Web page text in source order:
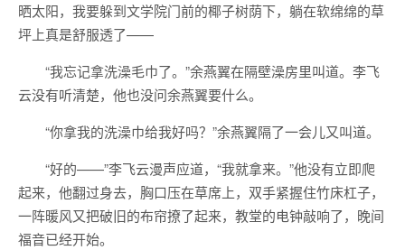
晒太阳，我要躲到文学院门前的椰子树荫下，躺在软绵绵的草
坪上真是舒服透了——
“我忘记拿洗澡毛巾了。”余燕翼在隔壁澡房里叫道。李飞
云没有听清楚，他也没问余燕翼要什么。
“你拿我的洗澡巾给我好吗？”余燕翼隔了一会儿又叫道。
“好的——”李飞云漫声应道，“我就拿来。”他没有立即爬
起来，他翻过身去，胸口压在草席上，双手紧握住竹床杠子，
一阵暖风又把破旧的布帘撩了起来，教堂的电钟敲响了，晚间
福音已经开始。